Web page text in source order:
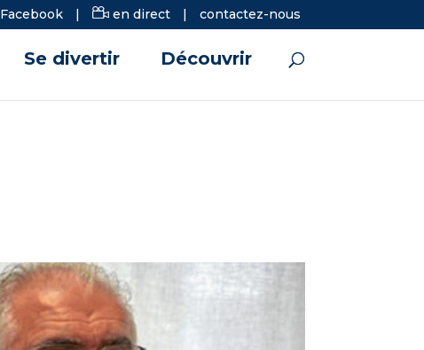
Facebook | en direct | contactez-nous
Se divertir Découvrir